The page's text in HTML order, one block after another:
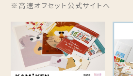
※高速オフセット公式サイトへ